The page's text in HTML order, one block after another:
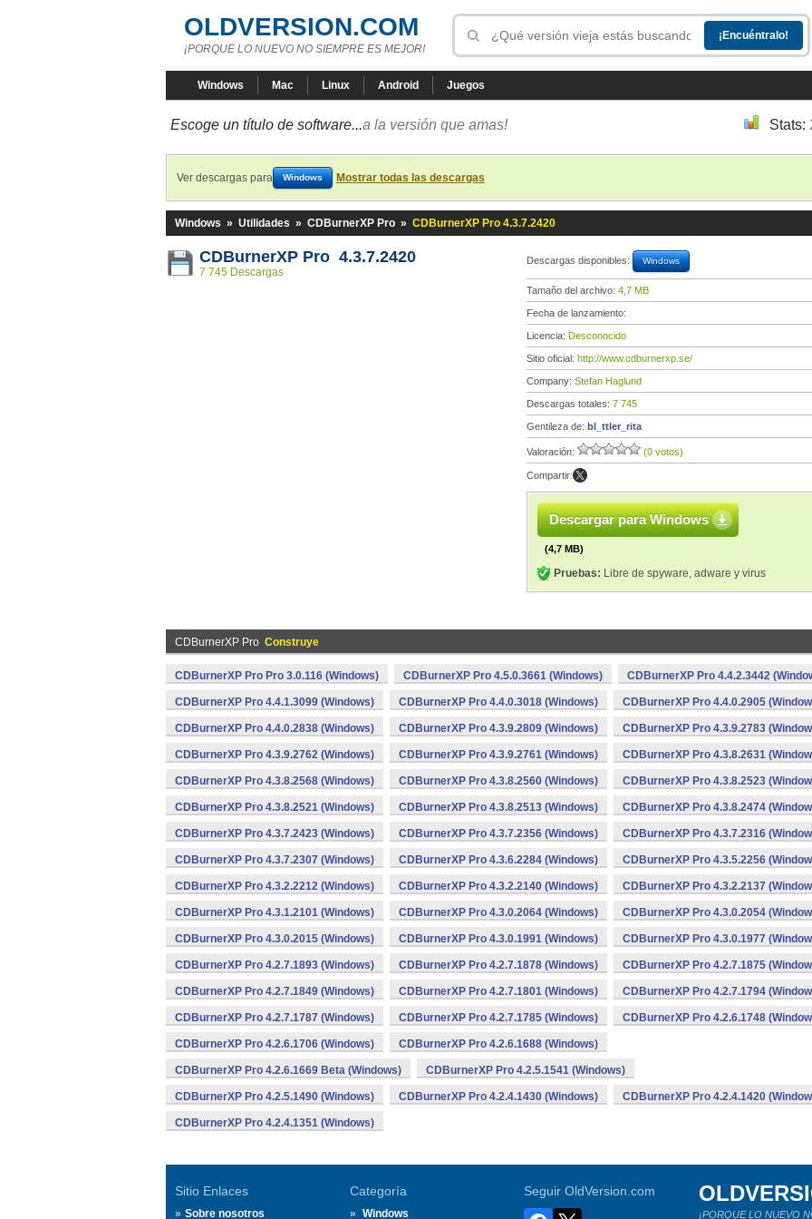
OLDVERSION.COM
¡PORQUE LO NUEVO NO SIEMPRE ES MEJOR!
Windows Mac Linux Android Juegos
Escoge un título de software...a la versión que amas! Stats:
Ver descargas para Windows Mostrar todas las descargas
Windows » Utilidades » CDBurnerXP Pro » CDBurnerXP Pro 4.3.7.2420
CDBurnerXP Pro 4.3.7.2420
7 745 Descargas
Descargas disponibles: Windows
Tamaño del archivo: 4,7 MB
Fecha de lanzamiento:
Licencia: Desconocido
Sitio oficial: http://www.cdburnerxp.se/
Company: Stefan Haglund
Descargas totales: 7 745
Gentileza de: bl_ttler_rita
Valoración: (0 votos)
Compartir:
Descargar para Windows
(4,7 MB)
Pruebas: Libre de spyware, adware y virus
CDBurnerXP Pro Construye
CDBurnerXP Pro Pro 3.0.116 (Windows) CDBurnerXP Pro 4.5.0.3661 (Windows) CDBurnerXP Pro 4.4.2.3442
CDBurnerXP Pro 4.4.1.3099 (Windows) CDBurnerXP Pro 4.4.0.3018 (Windows) CDBurnerXP Pro 4.4.0.2905
CDBurnerXP Pro 4.4.0.2838 (Windows) CDBurnerXP Pro 4.3.9.2809 (Windows) CDBurnerXP Pro 4.3.9.2783
CDBurnerXP Pro 4.3.9.2762 (Windows) CDBurnerXP Pro 4.3.9.2761 (Windows) CDBurnerXP Pro 4.3.8.2631
CDBurnerXP Pro 4.3.8.2568 (Windows) CDBurnerXP Pro 4.3.8.2560 (Windows) CDBurnerXP Pro 4.3.8.2523
CDBurnerXP Pro 4.3.8.2521 (Windows) CDBurnerXP Pro 4.3.8.2513 (Windows) CDBurnerXP Pro 4.3.8.2474
CDBurnerXP Pro 4.3.7.2423 (Windows) CDBurnerXP Pro 4.3.7.2356 (Windows) CDBurnerXP Pro 4.3.7.2316
CDBurnerXP Pro 4.3.7.2307 (Windows) CDBurnerXP Pro 4.3.6.2284 (Windows) CDBurnerXP Pro 4.3.5.2256
CDBurnerXP Pro 4.3.2.2212 (Windows) CDBurnerXP Pro 4.3.2.2140 (Windows) CDBurnerXP Pro 4.3.2.2137
CDBurnerXP Pro 4.3.1.2101 (Windows) CDBurnerXP Pro 4.3.0.2064 (Windows) CDBurnerXP Pro 4.3.0.2054
CDBurnerXP Pro 4.3.0.2015 (Windows) CDBurnerXP Pro 4.3.0.1991 (Windows) CDBurnerXP Pro 4.3.0.1977
CDBurnerXP Pro 4.2.7.1893 (Windows) CDBurnerXP Pro 4.2.7.1878 (Windows) CDBurnerXP Pro 4.2.7.1875
CDBurnerXP Pro 4.2.7.1849 (Windows) CDBurnerXP Pro 4.2.7.1801 (Windows) CDBurnerXP Pro 4.2.7.1794
CDBurnerXP Pro 4.2.7.1787 (Windows) CDBurnerXP Pro 4.2.7.1785 (Windows) CDBurnerXP Pro 4.2.6.1748
CDBurnerXP Pro 4.2.6.1706 (Windows) CDBurnerXP Pro 4.2.6.1688 (Windows)
CDBurnerXP Pro 4.2.6.1669 Beta (Windows) CDBurnerXP Pro 4.2.5.1541 (Windows)
CDBurnerXP Pro 4.2.5.1490 (Windows) CDBurnerXP Pro 4.2.4.1430 (Windows) CDBurnerXP Pro 4.2.4.1420
CDBurnerXP Pro 4.2.4.1351 (Windows)
Sitio Enlaces
Sobre nosotros
Categoría
Windows
Seguir OldVersion.com
¡PORQUE LO NUEVO